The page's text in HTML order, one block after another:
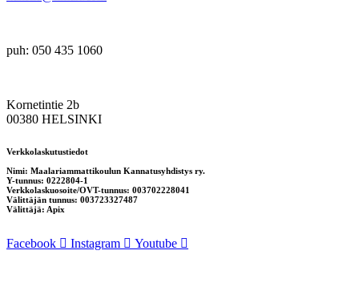
puh: 050 435 1060
Kornetintie 2b
00380 HELSINKI
Verkkolaskutustiedot
Nimi: Maalariammattikoulun Kannatusyhdistys ry.
Y-tunnus: 0222804-1
Verkkolaskuosoite/OVT-tunnus: 003702228041
Välittäjän tunnus: 003723327487
Välittäjä: Apix
Facebook Instagram Youtube